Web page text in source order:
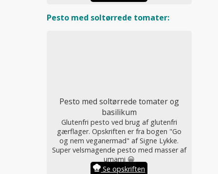
Pesto med soltørrede tomater:
Pesto med soltørrede tomater og
basilikum
Glutenfri pesto ved brug af glutenfri
gærflager. Opskriften er fra bogen "Go
og nem veganermad" af Signe Lykke.
Super velsmagende pesto med masser af
umami 😀
Se opskriften